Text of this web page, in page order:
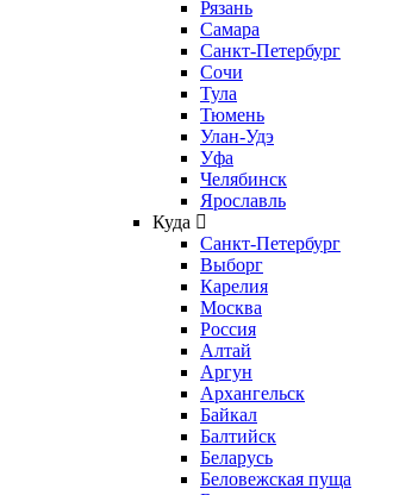
Рязань
Самара
Санкт-Петербург
Сочи
Тула
Тюмень
Улан-Удэ
Уфа
Челябинск
Ярославль
Куда
Санкт-Петербург
Выборг
Карелия
Москва
Россия
Алтай
Аргун
Архангельск
Байкал
Балтийск
Беларусь
Беловежская пуща